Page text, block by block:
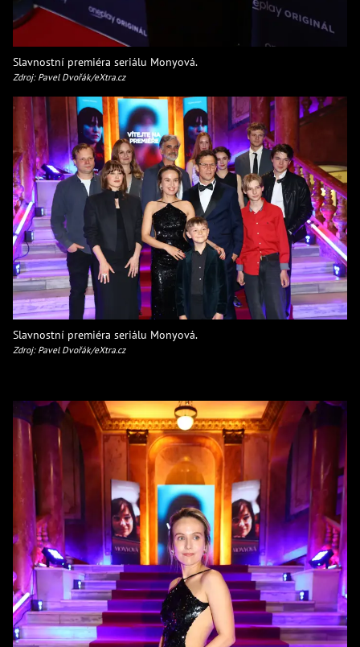
Slavnostní premiéra seriálu Monyová.
Zdroj: Pavel Dvořák/eXtra.cz
Slavnostní premiéra seriálu Monyová.
Zdroj: Pavel Dvořák/eXtra.cz